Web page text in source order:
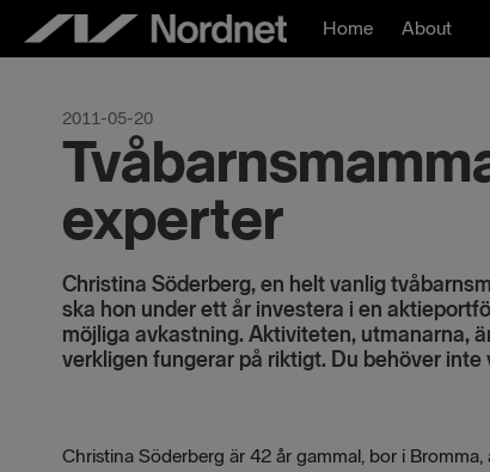
Home About
2011-05-20
experter
Christina Söderberg, en helt vanlig
ska hon under ett år investera i en
möjliga avkastning. Aktiviteten, utmanarna,
verkligen fungerar på riktigt. Du behöver
Christina Söderberg är 42 år gammal, bor i